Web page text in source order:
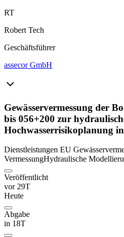
RT
Robert Tech
Geschäftsführer
assecor GmbH
Gewässervermessung der
bis 056+200 zur
Hochwasserrisikoplanung
Dienstleistungen EU
VermessungHydraulische
Veröffentlicht
vor 29T
Heute
Abgabe
in 18T